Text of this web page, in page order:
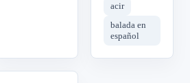
acir
balada en
español